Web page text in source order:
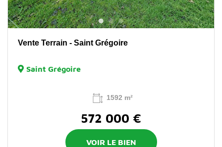
Vente Terrain - Saint Grégoire
Saint Grégoire
1592 m²
572 000 €
VOIR LE BIEN